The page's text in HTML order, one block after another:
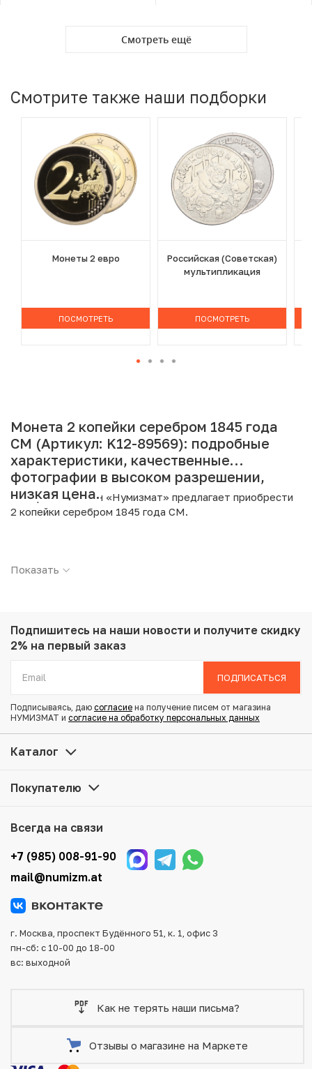
Смотреть ещё
Смотрите также наши подборки
Монеты 2 евро
ПОСМОТРЕТЬ
Российская (Советская)
мультипликация
ПОСМОТРЕТЬ
Монета 2 копейки серебром 1845 года
СМ (Артикул: K12-89569): подробные
характеристики, качественные
фотографии в высоком разрешении,
низкая цена.
Интернет магазин «Нумизмат» предлагает приобрести
2 копейки серебром 1845 года СМ.
Страна: Российская Империя
Металл: Медь
Вес: 22.56 г
Состояние: VF
Купить 2 копейки серебром 1845 года СМ по
привлекательной цене можно в нашем интернет-
магазине — Вам достаточно оформить заказ на сайте.
Для вашего удобства представлены несколько способов
оплаты и доставки заказа. Все отправления надежно и
тщательно упаковываются, что исключает возможность
повреждения во время доставки.
Показать
Подпишитесь на наши новости и получите скидку
2% на первый заказ
ПОДПИСАТЬСЯ
Подписываясь, даю согласие на получение писем от магазина
НУМИЗМАТ и согласие на обработку персональных данных
Каталог
Покупателю
Всегда на связи
+7 (985) 008-91-90
mail@numizm.at
г. Москва, проспект Будённого 51, к. 1, офис 3
пн-сб: с 10-00 до 18-00
вс: выходной
Как не терять наши письма?
Отзывы о магазине на Маркете